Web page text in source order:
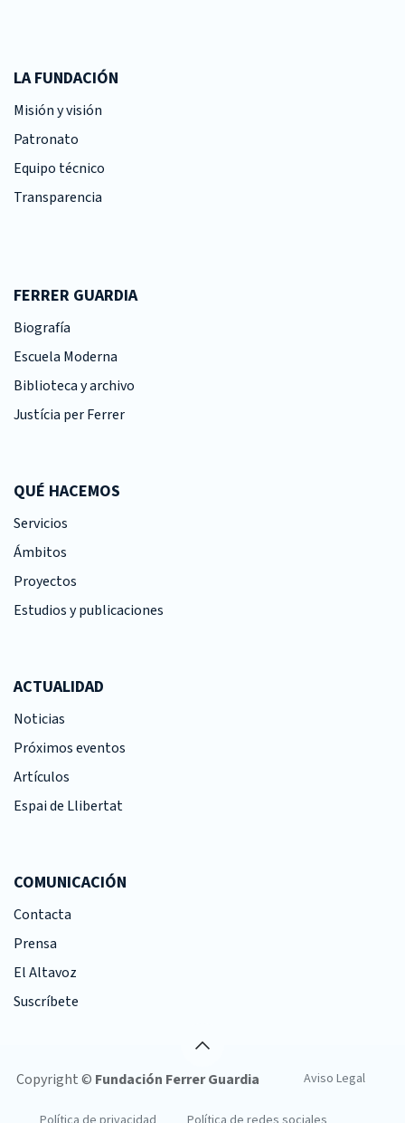
LA FUNDACIÓN
Misión y visión
Patronato
Equipo técnico
Transparencia
FERRER GUARDIA
Biografía
Escuela Moderna
Biblioteca y archivo
Justícia per Ferrer
QUÉ HACEMOS
Servicios
Ámbitos
Proyectos
Estudios y publicaciones
ACTUALIDAD
Noticias
Próximos eventos
Artículos
Espai de Llibertat
COMUNICACIÓN
Contacta
Prensa
El Altavoz
Suscríbete
Copyright © Fundación Ferrer Guardia Aviso Legal
Política de privacidad Política de redes sociales